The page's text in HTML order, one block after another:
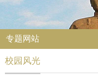
专题网站
校园风光